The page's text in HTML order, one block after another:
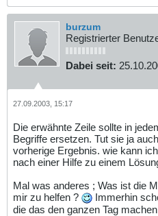
burzum
Registrierter
Dabei seit:
27.09.2003, 15:17
Die erwähnte Zeile sollte in
Begriffe ersetzen. Tut sie ja
vorherige Ergebnis. wie kann
nach einer Hilfe zu einem
Mal was anderes ; Was ist die
mir zu helfen ?
Immerhin
die das den ganzen Tag